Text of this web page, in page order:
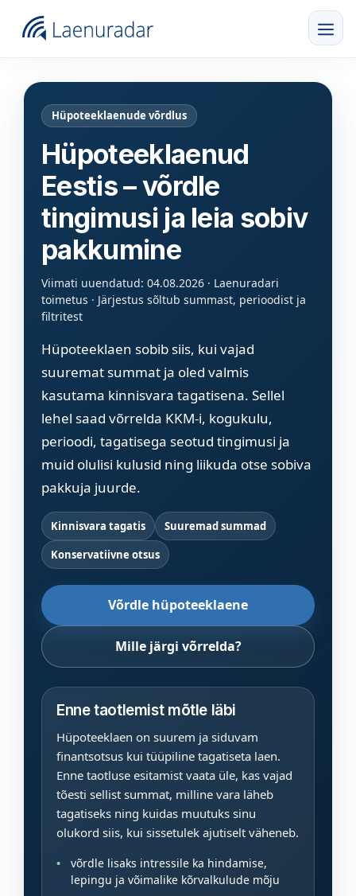
Hüpoteeklaenude võrdlus
Hüpoteeklaenud
Eestis – võrdle
tingimusi ja leia sobiv
pakkumine
Viimati uuendatud: 04.08.2026 · Laenuradari
toimetus · Järjestus sõltub summast, perioodist ja
filtritest
Hüpoteeklaen sobib siis, kui vajad
suuremat summat ja oled valmis
kasutama kinnisvara tagatisena. Sellel
lehel saad võrrelda KKM-i, kogukulu,
perioodi, tagatisega seotud tingimusi ja
muid olulisi kulusid ning liikuda otse sobiva
pakkuja juurde.
Kinnisvara tagatis
Suuremad summad
Konservatiivne otsus
Võrdle hüpoteeklaene
Mille järgi võrrelda?
Enne taotlemist mõtle läbi
Hüpoteeklaen on suurem ja siduvam
finantsotsus kui tüüpiline tagatiseta laen.
Enne taotluse esitamist vaata üle, kas vajad
tõesti sellist summat, milline vara läheb
tagatiseks ning kuidas muutuks sinu
olukord siis, kui sissetulek ajutiselt väheneb.
võrdle lisaks intressile ka hindamise,
lepingu ja võimalike kõrvalkulude mõju